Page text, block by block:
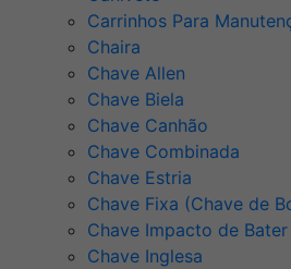
Carrinhos Para
Chaira
Chave Allen
Chave Biela
Chave Canhão
Chave Combinada
Chave Estria
Chave Fixa (Chave de
Chave Impacto de Bater
Chave Inglesa